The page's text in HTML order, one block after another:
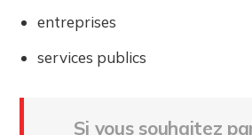
entreprises
services publics
Si vous souhaitez